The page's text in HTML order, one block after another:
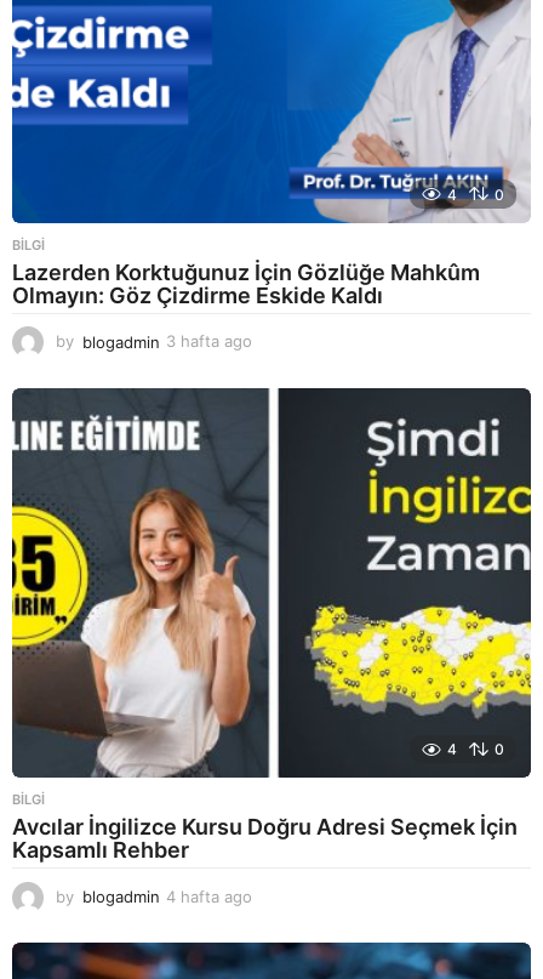
4 0
BILGI
Lazerden Korktuğunuz İçin Gözlüğe Mahkûm
Olmayın: Göz Çizdirme Eskide Kaldı
by blogadmin 3 hafta ago
a
g
o
4 0
BILGI
Avcılar İngilizce Kursu Doğru Adresi Seçmek İçin
Kapsamlı Rehber
by blogadmin 4 hafta ago
a
f